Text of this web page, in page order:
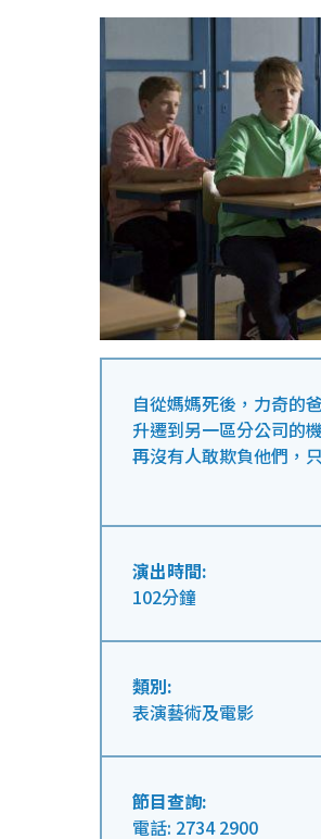
自從媽媽死後，力奇的
升遷到另一區分公司的
再沒有人敢欺負他們，
演出時間:
102分鐘
類別:
表演藝術及電影
節目查詢:
電話: 2734 2900